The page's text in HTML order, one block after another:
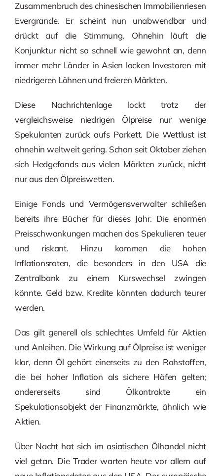
Zusammenbruch des chinesischen Immobilienriesen
Evergrande. Er scheint nun unabwendbar und
drückt auf die Stimmung. Ohnehin läuft die
Konjunktur nicht so schnell wie gewohnt an, denn
immer mehr Länder in Asien locken Investoren mit
niedrigeren Löhnen und freieren Märkten.
Diese Nachrichtenlage lockt trotz der
vergleichsweise niedrigen Ölpreise nur wenige
Spekulanten zurück aufs Parkett. Die Wettlust ist
ohnehin weltweit gering. Schon seit Oktober ziehen
sich Hedgefonds aus vielen Märkten zurück, nicht
nur aus den Ölpreiswetten.
Einige Fonds und Vermögensverwalter schließen
bereits ihre Bücher für dieses Jahr. Die enormen
Preisschwankungen machen das Spekulieren teuer
und riskant. Hinzu kommen die hohen
Inflationsraten, die besonders in den USA die
Zentralbank zu einem Kurswechsel zwingen
könnte. Geld bzw. Kredite könnten dadurch teurer
werden.
Das gilt generell als schlechtes Umfeld für Aktien
und Anleihen. Die Wirkung auf Ölpreise ist weniger
klar, denn Öl gehört einerseits zu den Rohstoffen,
die bei hoher Inflation als sichere Häfen gelten;
andererseits sind Ölkontrakte ein
Spekulationsobjekt der Finanzmärkte, ähnlich wie
Aktien.
Über Nacht hat sich im asiatischen Ölhandel nicht
viel getan. Die Trader warten heute vor allem auf